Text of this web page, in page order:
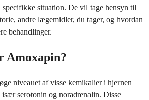
situation. De vil tage hensyn til
andre lægemidler, du tager, og hvordan
behandlinger.
Amoxapin?
niveauet af visse kemikalier i hjernen
serotonin og noradrenalin. Disse